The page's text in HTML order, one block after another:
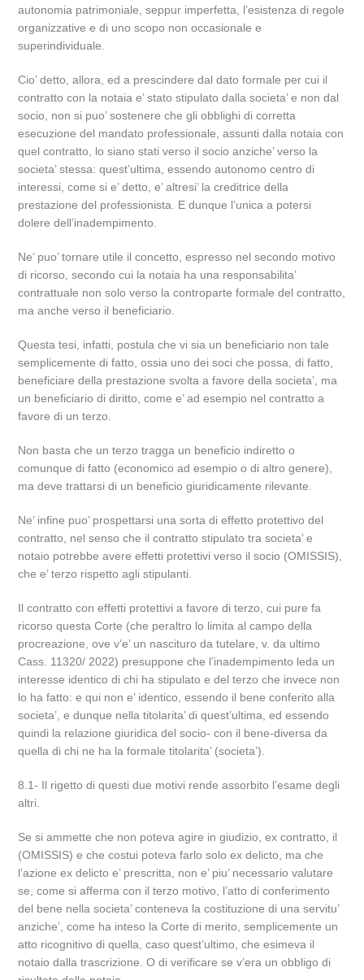
autonomia patrimoniale, seppur imperfetta, l’esistenza di regole
organizzative e di uno scopo non occasionale e
superindividuale.
Cio’ detto, allora, ed a prescindere dal dato formale per cui il
contratto con la notaia e’ stato stipulato dalla societa’ e non dal
socio, non si puo’ sostenere che gli obblighi di corretta
esecuzione del mandato professionale, assunti dalla notaia con
quel contratto, lo siano stati verso il socio anziche’ verso la
societa’ stessa: quest’ultima, essendo autonomo centro di
interessi, come si e’ detto, e’ altresi’ la creditrice della
prestazione del professionista. E dunque l’unica a potersi
dolere dell’inadempimento.
Ne’ puo’ tornare utile il concetto, espresso nel secondo motivo
di ricorso, secondo cui la notaia ha una responsabilita’
contrattuale non solo verso la controparte formale del contratto,
ma anche verso il beneficiario.
Questa tesi, infatti, postula che vi sia un beneficiario non tale
semplicemente di fatto, ossia uno dei soci che possa, di fatto,
beneficiare della prestazione svolta a favore della societa’, ma
un beneficiario di diritto, come e’ ad esempio nel contratto a
favore di un terzo.
Non basta che un terzo tragga un beneficio indiretto o
comunque di fatto (economico ad esempio o di altro genere),
ma deve trattarsi di un beneficio giuridicamente rilevante.
Ne’ infine puo’ prospettarsi una sorta di effetto protettivo del
contratto, nel senso che il contratto stipulato tra societa’ e
notaio potrebbe avere effetti protettivi verso il socio (OMISSIS),
che e’ terzo rispetto agli stipulanti.
Il contratto con effetti protettivi a favore di terzo, cui pure fa
ricorso questa Corte (che peraltro lo limita al campo della
procreazione, ove v’e’ un nascituro da tutelare, v. da ultimo
Cass. 11320/ 2022) presuppone che l’inadempimento leda un
interesse identico di chi ha stipulato e del terzo che invece non
lo ha fatto: e qui non e’ identico, essendo il bene conferito alla
societa’, e dunque nella titolarita’ di quest’ultima, ed essendo
quindi la relazione giuridica del socio- con il bene-diversa da
quella di chi ne ha la formale titolarita’ (societa’).
8.1- Il rigetto di questi due motivi rende assorbito l’esame degli
altri.
Se si ammette che non poteva agire in giudizio, ex contratto, il
(OMISSIS) e che costui poteva farlo solo ex delicto, ma che
l’azione ex delicto e’ prescritta, non e’ piu’ necessario valutare
se, come si afferma con il terzo motivo, l’atto di conferimento
del bene nella societa’ conteneva la costituzione di una servitu’
anziche’, come ha inteso la Corte di merito, semplicemente un
atto ricognitivo di quella, caso quest’ultimo, che esimeva il
notaio dalla trascrizione. O di verificare se v’era un obbligo di